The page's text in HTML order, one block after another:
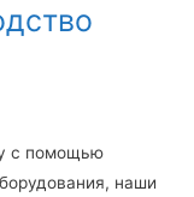
с помощью
наши